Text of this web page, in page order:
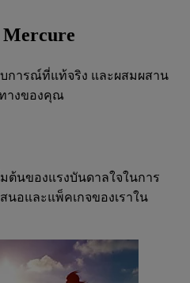
การณ์ที่แท้จริง และผสมผสาน
างของคุณ
มต้นของแรงบันดาลใจในการ
นอและแพ็คเกจของเราใน